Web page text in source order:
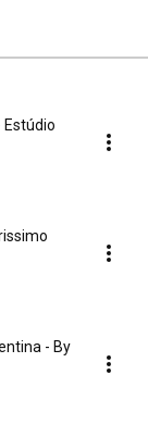
Estúdio
- By